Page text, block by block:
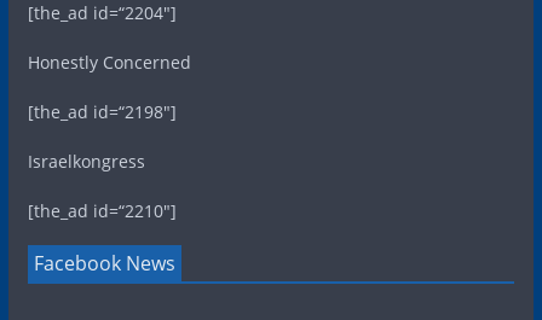
[the_ad id=“2204″]
Honestly Concerned
[the_ad id=“2198″]
Israelkongress
[the_ad id=“2210″]
Facebook News